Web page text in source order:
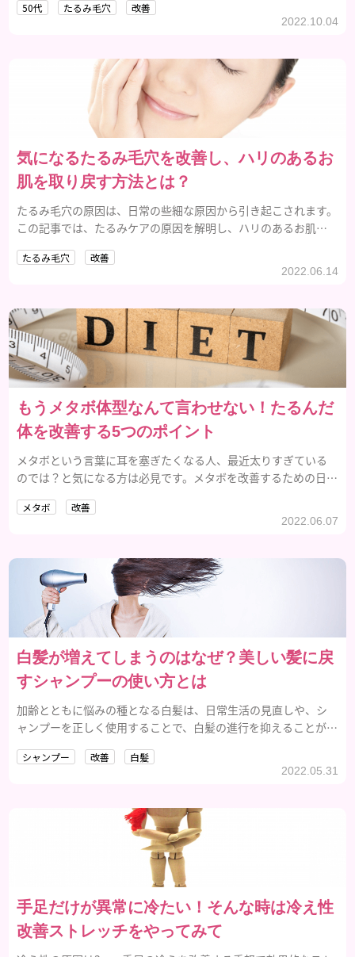
50代 たるみ毛穴 改善
2022.10.04
気になるたるみ毛穴を改善し、ハリのあるお
肌を取り戻す方法とは？
たるみ毛穴の原因は、日常の些細な原因から引き起こされます。
この記事では、たるみケアの原因を解明し、ハリのあるお肌を
たるみ毛穴 改善
2022.06.14
もうメタボ体型なんて言わせない！たるんだ
体を改善する5つのポイント
メタボという言葉に耳を塞ぎたくなる人、最近太りすぎている
のでは？と気になる方は必見です。メタボを改善するための日常
メタボ 改善
2022.06.07
白髪が増えてしまうのはなぜ？美しい髪に戻
すシャンプーの使い方とは
加齢とともに悩みの種となる白髪は、日常生活の見直しや、シ
ャンプーを正しく使用することで、白髪の進行を抑えることがで
す。
シャンプー 改善 白髪
2022.05.31
手足だけが異常に冷たい！そんな時は冷え性
改善ストレッチをやってみて